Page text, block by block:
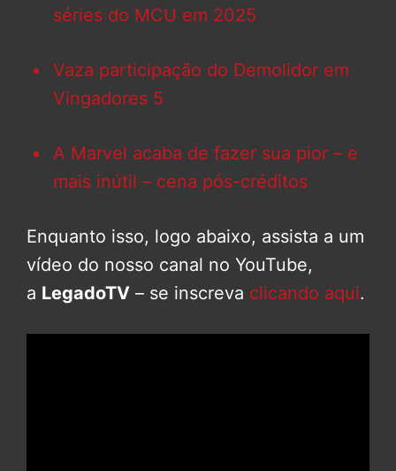
séries do MCU em 2025
Vaza participação do Demolidor em
Vingadores 5
A Marvel acaba de fazer sua pior – e
mais inútil – cena pós-créditos
Enquanto isso, logo abaixo, assista a um
vídeo do nosso canal no YouTube,
a LegadoTV – se inscreva clicando aqui.